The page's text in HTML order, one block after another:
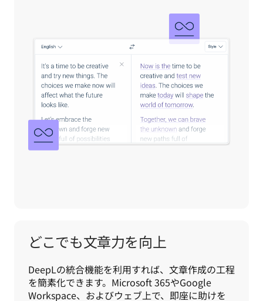
どこでも文章力を向上
DeepLの統合機能を利用すれば、文章作成の工程
を簡素化できます。Microsoft 365やGoogle
Workspace、およびウェブ上で、即座に助けを